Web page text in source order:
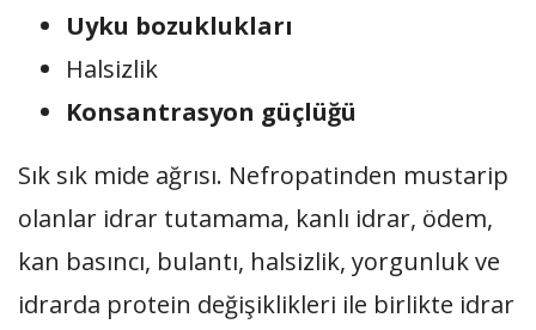
Uyku bozuklukları
Halsizlik
Konsantrasyon güçlüğü
Sık sık mide ağrısı. Nefropatinden mustarip
olanlar idrar tutamama, kanlı idrar, ödem,
kan basıncı, bulantı, halsizlik, yorgunluk ve
idrarda protein değişiklikleri ile birlikte idrar